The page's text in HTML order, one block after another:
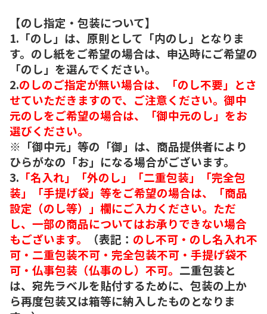
【のし指定・包装について】
1.「のし」は、原則として「内のし」となりま
す。のし紙をご希望の場合は、申込時にご希望の
「のし」を選んでください。
2.のしのご指定が無い場合は、「のし不要」とさ
せていただきますので、ご注意ください。御中
元のしをご希望の場合は、「御中元のし」をお
選びください。
※「御中元」等の「御」は、商品提供者により
ひらがなの「お」になる場合がございます。
3. 「名入れ」「外のし」「二重包装」「完全包
装」「手提げ袋」等をご希望の場合は、「商品
設定（のし等）」欄にご入力ください。ただ
し、一部の商品についてはお承りできない場合
もございます。
（表記： のし不可・のし名入れ不
可・二重包装不可・完全包装不可・手提げ袋不
可・仏事包装（仏事のし）不可。 二重包装と
は、宛先ラベルを貼付するために、包装の上か
ら再度包装又は箱等に納入したものとなりま